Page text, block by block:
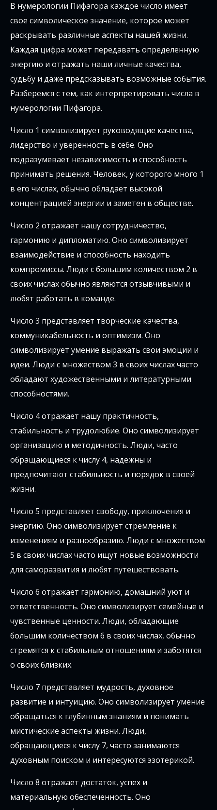
В нумерологии Пифагора каждое число имеет
свое символическое значение, которое может
раскрывать различные аспекты нашей жизни.
Каждая цифра может передавать определенную
энергию и отражать наши личные качества,
судьбу и даже предсказывать возможные события.
Разберемся с тем, как интерпретировать числа в
нумерологии Пифагора.
Число 1 символизирует руководящие качества,
лидерство и уверенность в себе. Оно
подразумевает независимость и способность
принимать решения. Человек, у которого много 1
в его числах, обычно обладает высокой
концентрацией энергии и заметен в обществе.
Число 2 отражает нашу сотрудничество,
гармонию и дипломатию. Оно символизирует
взаимодействие и способность находить
компромиссы. Люди с большим количеством 2 в
своих числах обычно являются отзывчивыми и
любят работать в команде.
Число 3 представляет творческие качества,
коммуникабельность и оптимизм. Оно
символизирует умение выражать свои эмоции и
идеи. Люди с множеством 3 в своих числах часто
обладают художественными и литературными
способностями.
Число 4 отражает нашу практичность,
стабильность и трудолюбие. Оно символизирует
организацию и методичность. Люди, часто
обращающиеся к числу 4, надежны и
предпочитают стабильность и порядок в своей
жизни.
Число 5 представляет свободу, приключения и
энергию. Оно символизирует стремление к
изменениям и разнообразию. Люди с множеством
5 в своих числах часто ищут новые возможности
для саморазвития и любят путешествовать.
Число 6 отражает гармонию, домашний уют и
ответственность. Оно символизирует семейные и
чувственные ценности. Люди, обладающие
большим количеством 6 в своих числах, обычно
стремятся к стабильным отношениям и заботятся
о своих близких.
Число 7 представляет мудрость, духовное
развитие и интуицию. Оно символизирует умение
обращаться к глубинным знаниям и понимать
мистические аспекты жизни. Люди,
обращающиеся к числу 7, часто занимаются
духовным поиском и интересуются эзотерикой.
Число 8 отражает достаток, успех и
материальную обеспеченность. Оно